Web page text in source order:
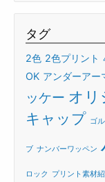
タグ
2色 2色プリント
OK アンダーアー
ッケー オリ
キャップ ゴ
ブ ナンバーワッペン
ロック プリント素材